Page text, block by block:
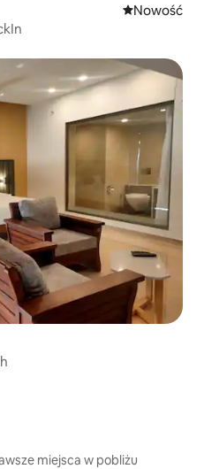
Nowe
Nowość
miejsca w pobliżu